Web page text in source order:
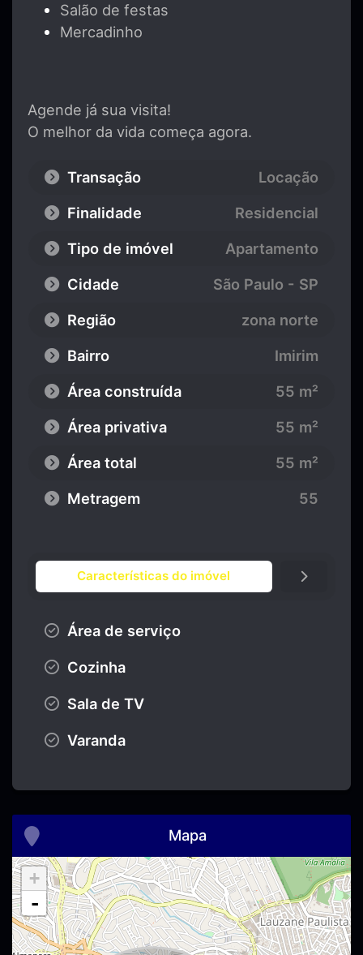
Salão de festas
Mercadinho
Agende já sua visita!
O melhor da vida começa agora.
Transação
Locação
Finalidade
Residencial
Tipo de imóvel
Apartamento
Cidade
São Paulo - SP
Região
zona norte
Bairro
Imirim
Área construída
55 m²
Área privativa
55 m²
Área total
55 m²
Metragem
55
Características do imóvel
Área de serviço
Cozinha
Sala de TV
Varanda
Mapa
+
-